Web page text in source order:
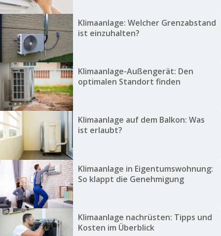
Klimaanlage: Welcher Grenzabstand
ist einzuhalten?
Klimaanlage-Außengerät: Den
optimalen Standort finden
Klimaanlage auf dem Balkon: Was
ist erlaubt?
Klimaanlage in Eigentumswohnung:
So klappt die Genehmigung
Klimaanlage nachrüsten: Tipps und
Kosten im Überblick